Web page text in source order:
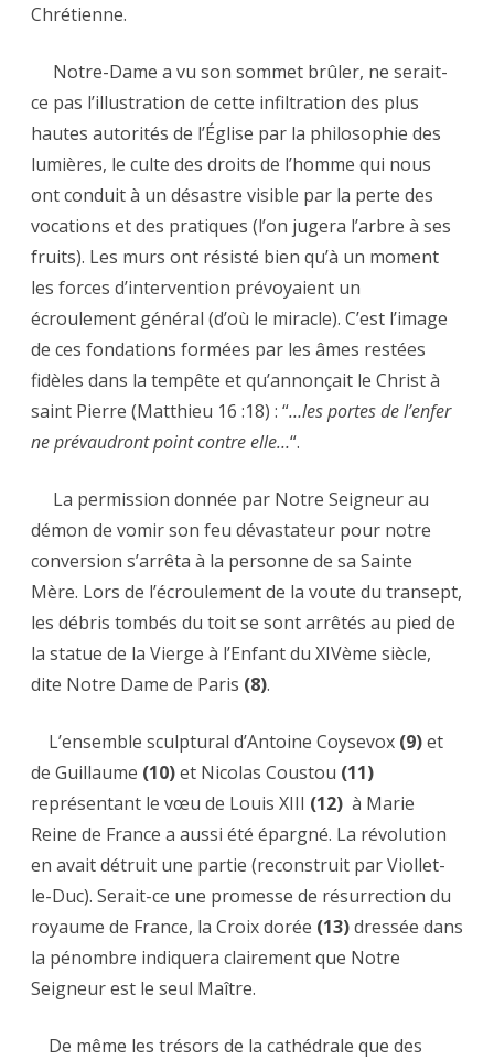
Chrétienne.
Notre-Dame a vu son sommet brûler, ne serait-
ce pas l’illustration de cette infiltration des plus
hautes autorités de l’Église par la philosophie des
lumières, le culte des droits de l’homme qui nous
ont conduit à un désastre visible par la perte des
vocations et des pratiques (l’on jugera l’arbre à ses
fruits). Les murs ont résisté bien qu’à un moment
les forces d’intervention prévoyaient un
écroulement général (d’où le miracle). C’est l’image
de ces fondations formées par les âmes restées
fidèles dans la tempête et qu’annonçait le Christ à
saint Pierre (Matthieu 16 :18) : “…les portes de l’enfer
ne prévaudront point contre elle…“.
La permission donnée par Notre Seigneur au
démon de vomir son feu dévastateur pour notre
conversion s’arrêta à la personne de sa Sainte
Mère. Lors de l’écroulement de la voute du transept,
les débris tombés du toit se sont arrêtés au pied de
la statue de la Vierge à l’Enfant du XIVème siècle,
dite Notre Dame de Paris (8).
L’ensemble sculptural d’Antoine Coysevox (9)et
de Guillaume (10)et Nicolas Coustou (11)
représentant le vœu de Louis XIII (12) à Marie
Reine de France a aussi été épargné. La révolution
en avait détruit une partie (reconstruit par Viollet-
le-Duc). Serait-ce une promesse de résurrection du
royaume de France, la Croix dorée (13)dressée dans
la pénombre indiquera clairement que Notre
Seigneur est le seul Maître.
De même les trésors de la cathédrale que des